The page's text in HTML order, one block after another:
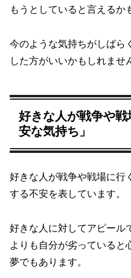
もうとしていると言えるか
今のような気持ちがしばら
した方がいいかもしれませ
好きな人が戦争や
安な気持ち」
好きな人が戦争や戦場に行
する不安を表しています。
好きな人に対してアピール
よりも自分が劣っていると
夢でもあります。